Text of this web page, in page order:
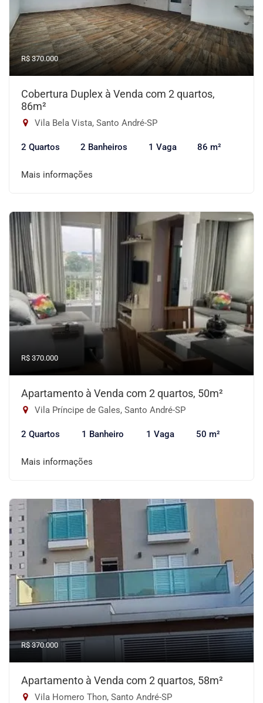
R$ 370.000
Cobertura Duplex à Venda com 2 quartos,
86m²
Vila Bela Vista, Santo André-SP
2 Quartos 2 Banheiros 1 Vaga 86 m²
Mais informações
R$ 370.000
Apartamento à Venda com 2 quartos, 50m²
Vila Príncipe de Gales, Santo André-SP
2 Quartos 1 Banheiro 1 Vaga 50 m²
Mais informações
R$ 370.000
Apartamento à Venda com 2 quartos, 58m²
Vila Homero Thon, Santo André-SP